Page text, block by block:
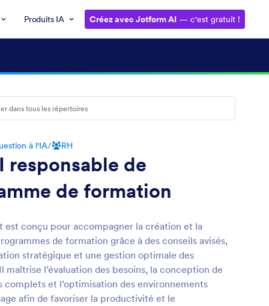
Produits IA Créez avec Jotform AI — c'est gratuit !
à l'IA/ RH
responsable de
de formation
est conçu pour accompagner la création et la
de formation grâce à des conseils avisés,
stratégique et une gestion optimale des
maîtrise l’évaluation des besoins, la conception de
complets et l’optimisation des environnements
afin de favoriser la productivité et le